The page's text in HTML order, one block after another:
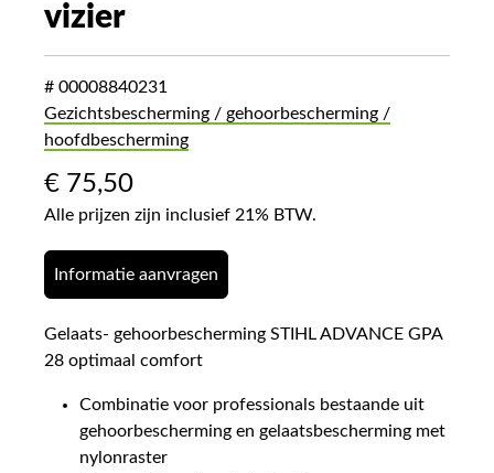
vizier
# 00008840231
Gezichtsbescherming / gehoorbescherming /
hoofdbescherming
€ 75,50
Alle prijzen zijn inclusief 21% BTW.
Informatie aanvragen
Gelaats- gehoorbescherming STIHL ADVANCE GPA
28 optimaal comfort
Combinatie voor professionals bestaande uit
gehoorbescherming en gelaatsbescherming met
nylonraster